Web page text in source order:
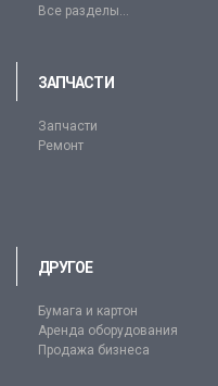
Все разделы...
ЗАПЧАСТИ
Запчасти
Ремонт
ДРУГОЕ
Бумага и картон
Аренда оборудования
Продажа бизнеса